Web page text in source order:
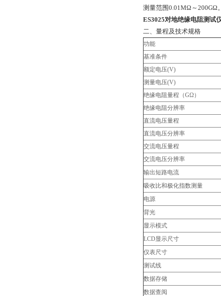
测量范围0.01MΩ～200GΩ
ES3025对地绝缘电阻测试
二、量程及技术规格
功能
基准条件
额定电压(V)
测量电压(V)
绝缘电阻量程（GΩ）
绝缘电阻分辨率
直流电压量程
直流电压分辨率
交流电压量程
交流电压分辨率
输出短路电流
吸收比和极化指数测量
电源
背光
显示模式
LCD显示尺寸
仪表尺寸
测试线
数据存储
数据查阅